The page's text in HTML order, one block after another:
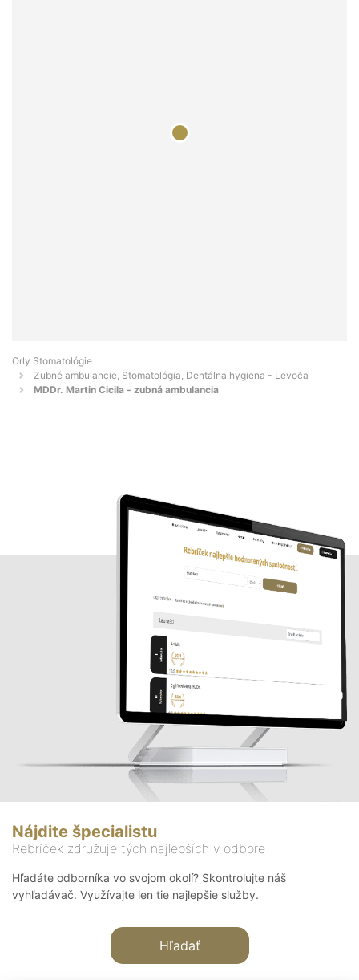
Orly Stomatológie
Zubné ambulancie, Stomatológia, Dentálna hygiena - Levoča
MDDr. Martin Cicila - zubná ambulancia
Nájdite špecialistu
Rebríček združuje tých najlepších v odbore
Hľadáte odborníka vo svojom okolí? Skontrolujte náš
vyhľadávač. Využívajte len tie najlepšie služby.
Hľadať